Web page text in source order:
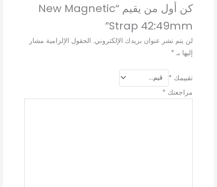
كن أول من يقيم “New Magnetic
Strap 42:49mm”
لن يتم نشر عنوان بريدك الإلكتروني. الحقول الإلزامية مشار
إليها بـ *
تقييمك *
مراجعتك *